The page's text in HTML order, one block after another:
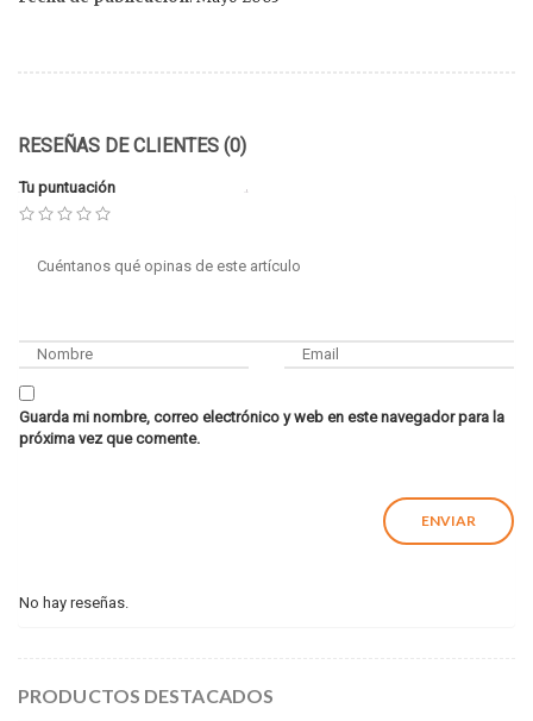
RESEÑAS DE CLIENTES (0)
Tu puntuación
Guarda mi nombre, correo electrónico y web en este navegador para la
próxima vez que comente.
No hay reseñas.
PRODUCTOS DESTACADOS